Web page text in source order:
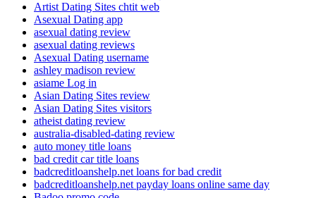
Artist Dating Sites chtit web
Asexual Dating app
asexual dating review
asexual dating reviews
Asexual Dating username
ashley madison review
asiame Log in
Asian Dating Sites review
Asian Dating Sites visitors
atheist dating review
australia-disabled-dating review
auto money title loans
bad credit car title loans
badcreditloanshelp.net loans for bad credit
badcreditloanshelp.net payday loans online same day